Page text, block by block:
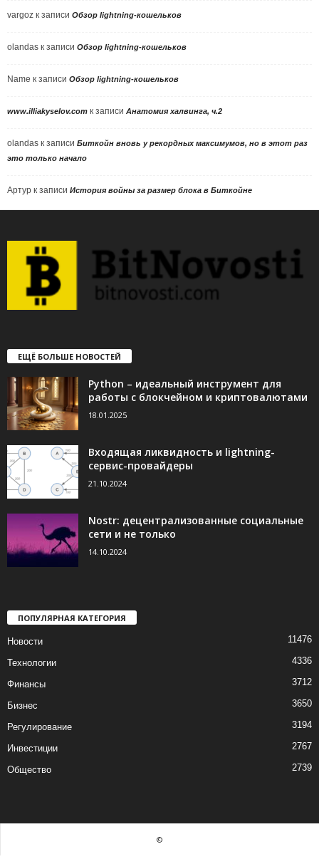
vargoz к записи Обзор lightning-кошельков
olandas к записи Обзор lightning-кошельков
Name к записи Обзор lightning-кошельков
www.illiakyselov.com к записи Анатомия халвинга, ч.2
olandas к записи Биткойн вновь у рекордных максимумов, но в этот раз
это только начало
Артур к записи История войны за размер блока в Биткойне
ЕЩЁ БОЛЬШЕ НОВОСТЕЙ
Python – идеальный инструмент для
работы с блокчейном и криптовалютами
18.01.2025
Входящая ликвидность и lightning-
сервис-провайдеры
21.10.2024
Nostr: децентрализованные социальные
сети и не только
14.10.2024
ПОПУЛЯРНАЯ КАТЕГОРИЯ
Новости 11476
Технологии 4336
Финансы 3712
Бизнес 3650
Регулирование 3194
Инвестиции 2767
Общество 2739
©